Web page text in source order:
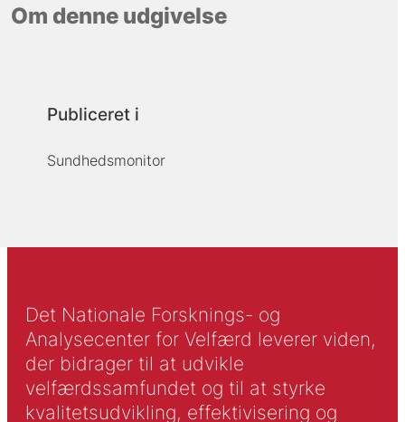
Om denne udgivelse
Publiceret i
Sundhedsmonitor
Det Nationale Forsknings- og
Analysecenter for Velfærd leverer viden,
der bidrager til at udvikle
velfærdssamfundet og til at styrke
kvalitetsudvikling, effektivisering og